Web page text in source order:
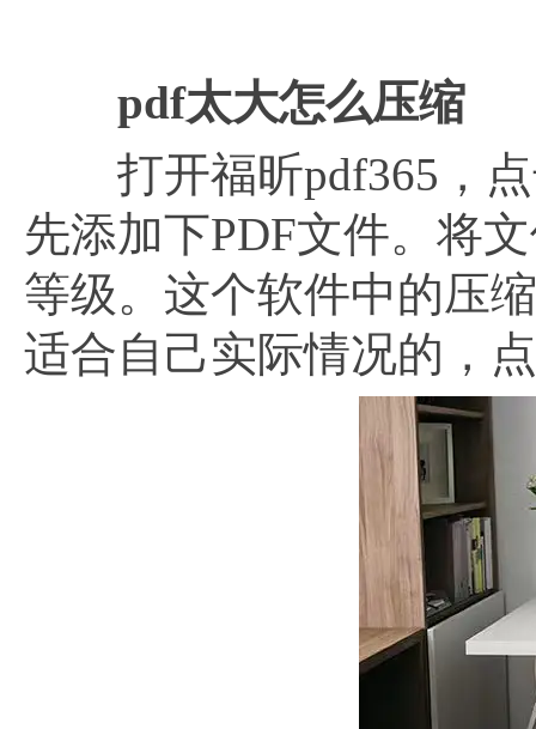
pdf太大怎么压缩
打开福昕pdf365，点
先添加下PDF文件。将
等级。这个软件中的压
适合自己实际情况的，